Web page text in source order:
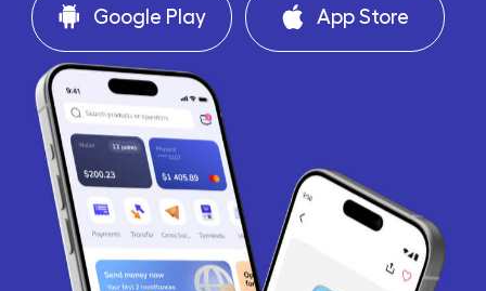
Google Play App Store